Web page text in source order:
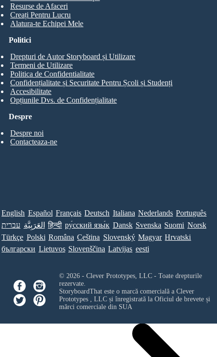
Resurse de Afaceri
Creați Pentru Lucru
Alatura-te Echipei Mele
Despre
Despre noi
Contacteaza-ne
Politici
Drepturi de Autor Storyboard și Utilizare
Termeni de Utilizare
Politica de Confidentialitate
Confidențialitate și Securitate Pentru Școli și Studenți
Accesibilitate
Opțiunile Dvs. de Confidențialitate
English Español Français Deutsch Italiana Nederlands Português
עברית العَرَبِيَّة हिन्दी ру́сский язы́к Dansk Svenska Suomi Norsk
Türkçe Polski Româna Ceština Slovenský Magyar Hrvatski
български Lietuvos Slovenščina Latvijas eesti
© 2026 - Clever Prototypes, LLC - Toate drepturile
rezervate.
StoryboardThat este o marcă comercială a Clever
Prototypes , LLCși înregistrată la Oficiul de brevete și
mărci comerciale din SUA